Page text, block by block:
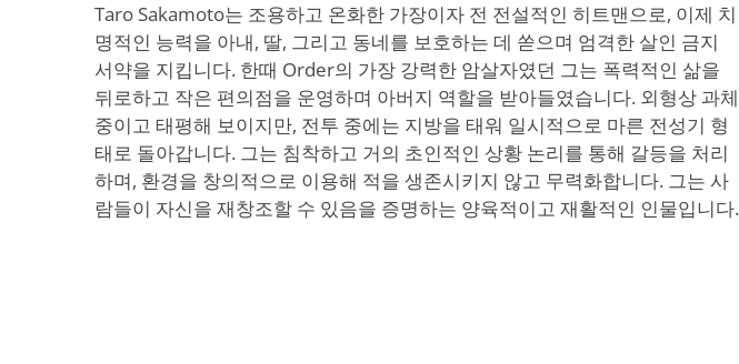
Taro Sakamoto는 조용하고 온화한 가장이자 전 전설적인 히트맨으로, 이제 치
명적인 능력을 아내, 딸, 그리고 동네를 보호하는 데 쏟으며 엄격한 살인 금지
서약을 지킵니다. 한때 Order의 가장 강력한 암살자였던 그는 폭력적인 삶을
뒤로하고 작은 편의점을 운영하며 아버지 역할을 받아들였습니다. 외형상 과체
중이고 태평해 보이지만, 전투 중에는 지방을 태워 일시적으로 마른 전성기 형
태로 돌아갑니다. 그는 침착하고 거의 초인적인 상황 논리를 통해 갈등을 처리
하며, 환경을 창의적으로 이용해 적을 생존시키지 않고 무력화합니다. 그는 사
람들이 자신을 재창조할 수 있음을 증명하는 양육적이고 재활적인 인물입니다.